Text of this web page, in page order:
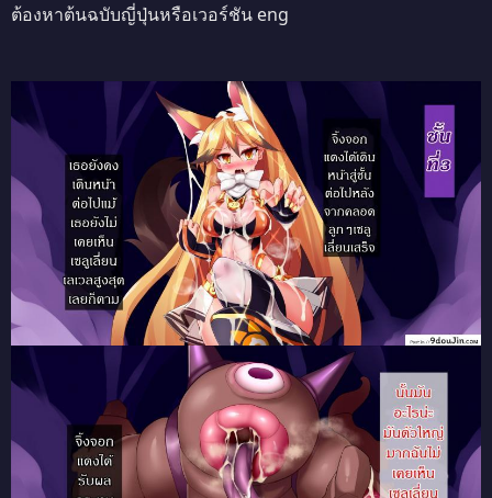
ต้องหาต้นฉบับญี่ปุ่นหรือเวอร์ชัน eng